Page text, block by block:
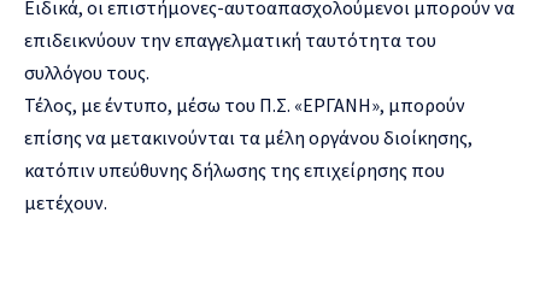
Ειδικά, οι επιστήμονες-αυτοαπασχολούμενοι μπορούν να
επιδεικνύουν την επαγγελματική ταυτότητα του
συλλόγου τους.
Τέλος, με έντυπο, μέσω του Π.Σ. «ΕΡΓΑΝΗ», μπορούν
επίσης να μετακινούνται τα μέλη οργάνου διοίκησης,
κατόπιν υπεύθυνης δήλωσης της επιχείρησης που
μετέχουν.